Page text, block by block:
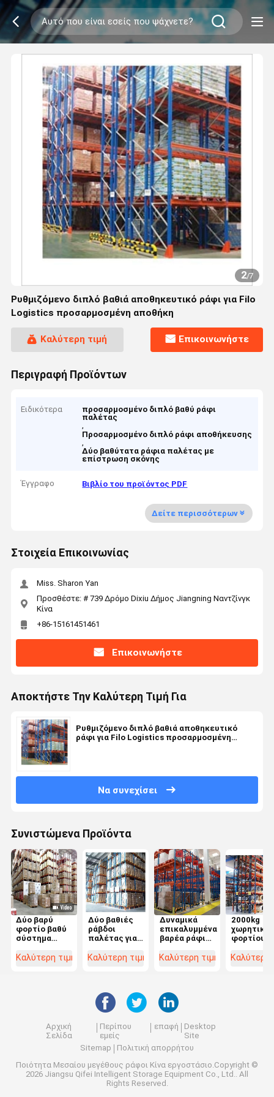
2/7
Ρυθμιζόμενο διπλό βαθιά αποθηκευτικό ράφι για Filo
Logistics προσαρμοσμένη αποθήκη
Καλύτερη τιμή Επικοινωνήστε
Περιγραφή Προϊόντων
Ειδικότερα
προσαρμοσμένο διπλό βαθύ ράφι
παλέτας
,
Προσαρμοσμένο διπλό ράφι αποθήκευσης
,
Δύο βαθύτατα ράφια παλέτας με
επίστρωση σκόνης
Έγγραφο Βιβλίο του προϊόντος PDF
Δείτε περισσότερων
Στοιχεία Επικοινωνίας
Miss. Sharon Yan
Προσθέστε: # 739 Δρόμο Dixiu Δήμος Jiangning Ναντζίνγκ
Κίνα
+86-15161451461
Επικοινωνήστε
Αποκτήστε Την Καλύτερη Τιμή Για
Ρυθμιζόμενο διπλό βαθιά αποθηκευτικό
ράφι για Filo Logistics προσαρμοσμένη
Να συνεχίσει
Συνιστώμενα Προϊόντα
Δύο βαρύ
φορτίο βαθύ
σύστημα
παλέτας με
χωρητικότητα
Καλύτερη τιμή
Δύο βαθιές
ράβδοι
παλέτας για
αποθήκευση
Καλύτερη τιμή
Δυναμικά
επικαλυμμένα
βαρέα ράφια
βαθέων
παλέτων για
Καλύτερη τιμή
2000kg
φορτίου
σύστημα
Καλύτερη
Αρχική
Σελίδα
Περίπου
εμείς
επαφή
Desktop
Site
Sitemap
Πολιτική απορρήτου
Ποιότητα Μεσαίου μεγέθους ράφοι Κίνα εργοστάσιο.Copyright ©
2026 Jiangsu Qifei Intelligent Storage Equipment Co., Ltd.. All
Rights Reserved.